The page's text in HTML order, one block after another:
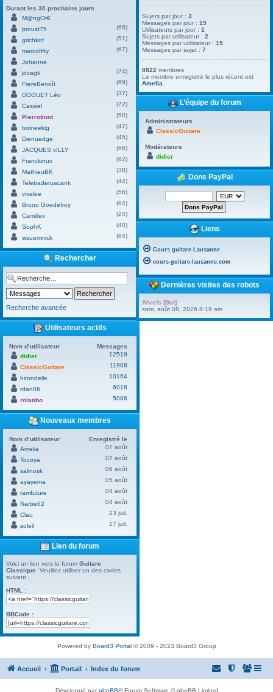
Durant les 30 prochains jours
M@ngOr€
proust75
(68)
grichkof
(51)
marcofifty
(67)
Johanne
jdcagli
(74)
FrereBenoît
(69)
DOGUET Léo
(37)
Cassiel
(72)
Pierrotinot
(50)
boineekig
(47)
Dienuedge
(45)
JACQUES vILLY
(66)
Franckinux
(62)
MathieuBK
(38)
Teletraderuacank
(44)
vivalee
(56)
Bruno Goedefroy
(64)
Camillex
(24)
SophK
(40)
wsuemnick
(64)
Rechercher
Recherche avancée
Utilisateurs actifs
Nom d’utilisateur
Messages
didier
12519
ClassicGuitare
11908
hirondelle
10164
rdan06
6018
rolanbo
5086
Nouveaux membres
Nom d’utilisateur
Enregistré le
Amelia
07 août
Tocoya
07 août
salinosk
06 août
ayayema
05 août
ramfuture
04 août
Narbe62
04 août
Clau
23 juil.
soleil
17 juil.
Lien du forum
Voici un lien vers le forum Guitare
Classique . Veuillez utiliser un des codes
suivant :
HTML :
BBCode :
Sujets par jour :3
Messages par jour :19
Utilisateurs par jour :1
Sujets par utilisateur :2
Messages par utilisateur :15
Messages par sujet :7
8822 membres
Le membre enregistré le plus récent est
Amelia
L’équipe du forum
Administrateurs
ClassicGuitare
Modérateurs
didier
Dons PayPal
Liens
Cours guitare Lausanne
cours-guitare-lausanne.com
Dernières visites des robots
Ahrefs [Bot]
sam. août 08, 2026 8:19 am
Powered by Board3 Portal© 2009 - 2023 Board3 Group
Accueil Portail Index du forum
Développé parphpBB® Forum Software © phpBB Limited